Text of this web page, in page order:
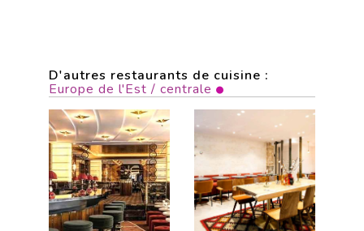
D'autres restaurants de cuisine :
Europe de l'Est / centrale